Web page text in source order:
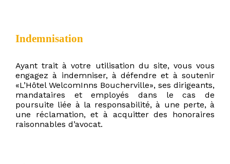
Indemnisation
Ayant trait à votre utilisation du site, vous vous
engagez à indemniser, à défendre et à soutenir
«L’Hôtel WelcomInns Boucherville», ses dirigeants,
mandataires et employés dans le cas de
poursuite liée à la responsabilité, à une perte, à
une réclamation, et à acquitter des honoraires
raisonnables d’avocat.